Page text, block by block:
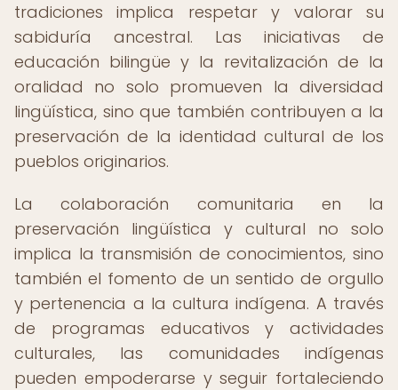
tradiciones implica respetar y valorar su
sabiduría ancestral. Las iniciativas de
educación bilingüe y la revitalización de la
oralidad no solo promueven la diversidad
lingüística, sino que también contribuyen a la
preservación de la identidad cultural de los
pueblos originarios.
La colaboración comunitaria en la
preservación lingüística y cultural no solo
implica la transmisión de conocimientos, sino
también el fomento de un sentido de orgullo
y pertenencia a la cultura indígena. A través
de programas educativos y actividades
culturales, las comunidades indígenas
pueden empoderarse y seguir fortaleciendo